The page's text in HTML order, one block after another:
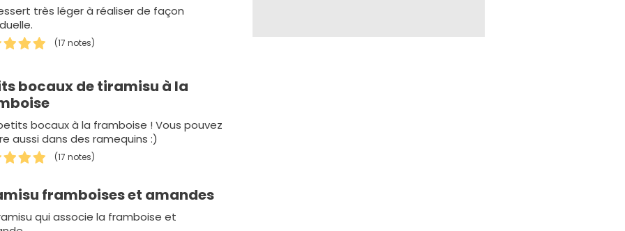
très léger à réaliser de façon
(17 notes)
bocaux de tiramisu à la
bocaux à la framboise ! Vous pouvez
aussi dans des ramequins :)
(17 notes)
framboises et amandes
qui associe la framboise et